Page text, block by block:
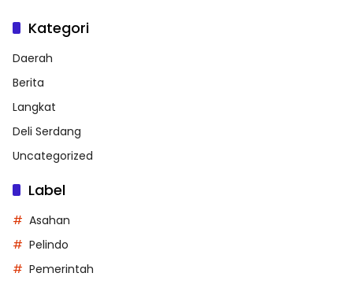
Kategori
Daerah
Berita
Langkat
Deli Serdang
Uncategorized
Label
Asahan
Pelindo
Pemerintah